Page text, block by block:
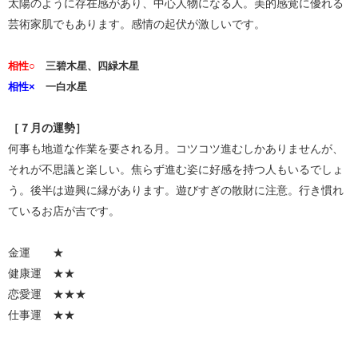
太陽のように存在感があり、中心人物になる人。美的感覚に優れる
芸術家肌でもあります。感情の起伏が激しいです。
相性○ 三碧木星、四緑木星
相性× 一白水星
［７月の運勢］
何事も地道な作業を要される月。コツコツ進むしかありませんが、
それが不思議と楽しい。焦らず進む姿に好感を持つ人もいるでしょ
う。後半は遊興に縁があります。遊びすぎの散財に注意。行き慣れ
ているお店が吉です。
金運 ★
健康運 ★★
恋愛運 ★★★
仕事運 ★★